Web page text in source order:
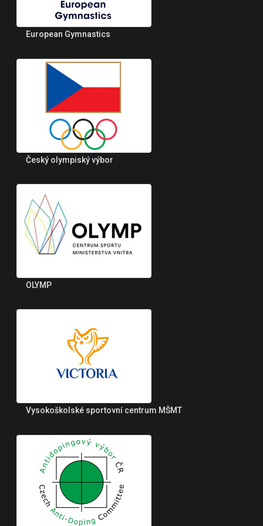
European Gymnastics
Český olympiský výbor
OLYMP
Vysokoškolské sportovní centrum MŠMT